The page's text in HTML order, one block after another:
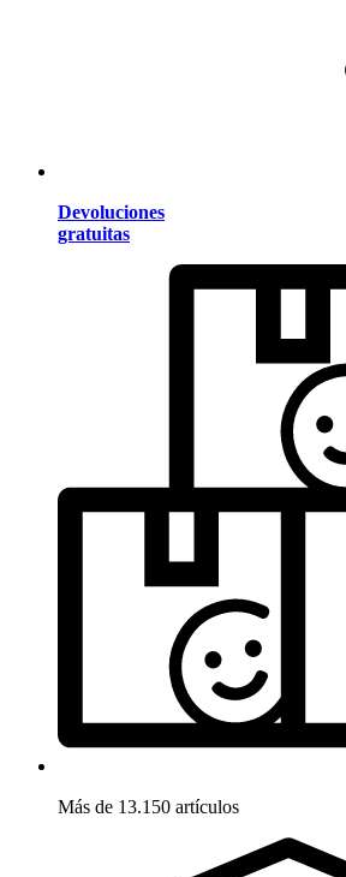
Devoluciones
gratuitas
Más de 13.150 artículos